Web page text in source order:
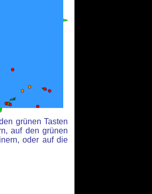
grünen Tasten
auf den grünen
oder auf die